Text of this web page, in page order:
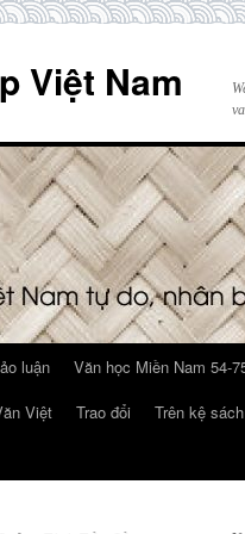
Việt Nam
luận Văn học Miền Nam 54-
Việt Trao đổi Trên kệ sách